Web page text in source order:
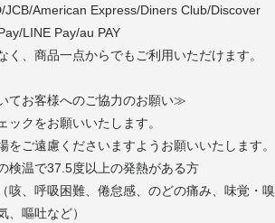
JCB/American Express/Diners Club/Discover
LINE Pay/au PAY
、商品一点からでもご利用いただけます。
てお客様へのご協力のお願い≫
ックをお願いいたします。
をご遠慮くださいますようお願いいたします。
検温で37.5度以上の発熱がある方
咳、呼吸困難、倦怠感、のどの痛み、味覚・
、嘔吐など）